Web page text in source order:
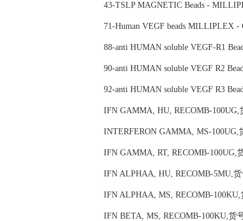
43-TSLP MAGNETIC Beads -
71-Human VEGF beads MILLIPLEX
88-anti HUMAN soluble VEGF-R1
90-anti HUMAN soluble VEGF R2
92-anti HUMAN soluble VEGF R3
IFN GAMMA, HU, RECOMB-
INTERFERON GAMMA, MS-
IFN GAMMA, RT, RECOMB-100UG,
IFN ALPHAA, HU, RECOMB-5MU,
IFN ALPHAA, MS, RECOMB-
IFN BETA, MS, RECOMB-100KU,货